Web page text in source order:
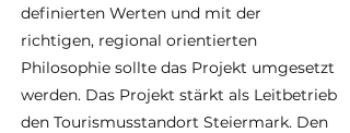
definierten Werten und mit der
richtigen, regional orientierten
Philosophie sollte das Projekt umgesetzt
werden. Das Projekt stärkt als Leitbetrieb
den Tourismusstandort Steiermark. Den